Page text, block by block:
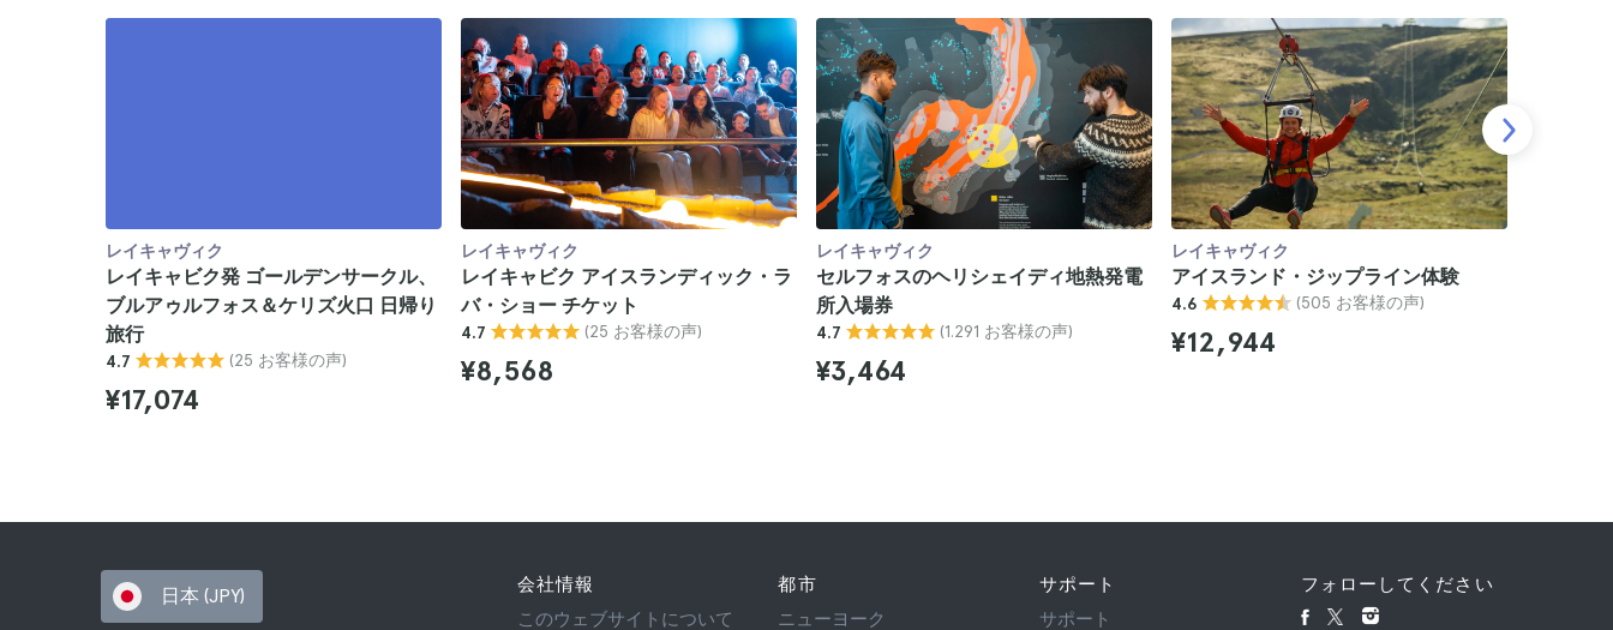
レイキャヴィク
レイキャビク発 ゴールデンサークル、
ブルアゥルフォス＆ケリズ火口 日帰り
旅行
4.7 (25 お客様の声)
¥17,074
レイキャヴィク
レイキャビク アイスランディック・ラ
バ・ショー チケット
4.7 (25 お客様の声)
¥8,568
レイキャヴィク
セルフォスのヘリシェイディ地熱発電
所入場券
4.7 (1.291 お客様の声)
¥3,464
レイキャヴィク
アイスランド・ジップライン体験
4.6 (505 お客様の声)
¥12,944
日本 (JPY)
会社情報
このウェブサイトについて
都市
ニューヨーク
サポート
サポート
フォローしてください